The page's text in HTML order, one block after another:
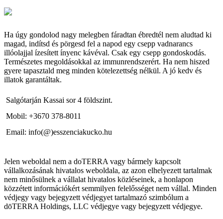
Ha úgy gondolod nagy melegben fáradtan ébredtél nem aludtad ki
magad, indítsd és pörgesd fel a napod egy csepp vadnarancs
illóolajjal ízesített ínyenc kávéval. Csak egy csepp gondoskodás.
Természetes megoldásokkal az immunrendszerért. Ha nem hiszed
gyere tapasztald meg minden kötelezettség nélkül. A jó kedv és
illatok garantáltak.
Salgótarján Kassai sor 4 földszint.
Mobil: +3670 378-8011
Email: info(@)esszenciakucko.hu
Jelen weboldal nem a doTERRA vagy bármely kapcsolt
vállalkozásának hivatalos weboldala, az azon elhelyezett tartalmak
nem minősülnek a vállalat hivatalos közléseinek, a honlapon
közzétett információkért semmilyen felelősséget nem vállal. Minden
védjegy vagy bejegyzett védjegyet tartalmazó szimbólum a
dōTERRA Holdings, LLC védjegye vagy bejegyzett védjegye.